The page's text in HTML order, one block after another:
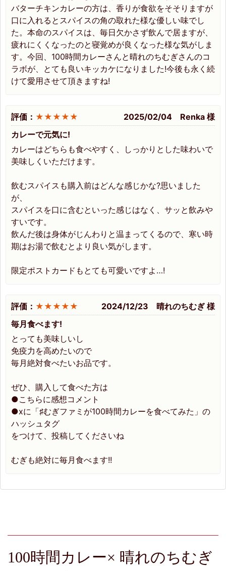
バターチキンカレーの方は、香りが食欲をそそりますが
口に入れるとスパイスの角の取れた様な優しい味でし
た。本命のスパイスは、毎日欠かさず飲んで居ますが、
疲れにくくなったのと寝覚めが良くなった様な気がしま
す。今回、100時間カレーさんと晴れのちむぎさんのコ
ラボが、とても良いキッカケになりました!今後も永く続
けて愛用させて頂きますね!
評価： ★★★★★
2025/02/04 Renka 様
カレーで元気に!
カレーはどちらも食べやすく、しっかりとした味わいで
美味しくいただけます。
飲むスパイスも購入前はどんな感じかな?思いました
が、
スパイスを口に含むといった感じはなく、サッと飲みや
すいです。
飲んだ後は身体がじんわりと温まってくるので、寒い時
期はお湯で飲むとより良い気がします。
限定ポストカードもとても可愛いですよ…!
評価： ★★★★★
2024/12/23 晴れのちむぎ 様
毎月食べます!
とっても美味しいし
免疫力を高めたいので
毎月絶対食べたいお品です。
ぜひ、購入して食べた方は
●こちらに感想コメント
●xに「♯むぎファミが100時間カレーを食べてみた」の
ハッシュタグ
をつけて、投稿してくださいね
むぎも絶対に毎月食べます!!
100時間カレー× 晴れのちむぎ